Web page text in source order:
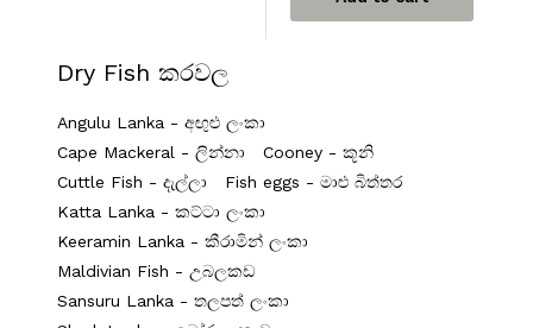
Dry Fish කරවල
Angulu Lanka - අඟුළු ලංකා
Cape Mackeral - ලින්නා
Cooney - කූනි
Cuttle Fish - දැල්ලා
Fish eggs - මාළු බිත්තර
Katta Lanka - කට්ටා ලංකා
Keeramin Lanka - කීරාමින් ලංකා
Maldivian Fish - උබලකඩ
Sansuru Lanka - තලපත් ලංකා